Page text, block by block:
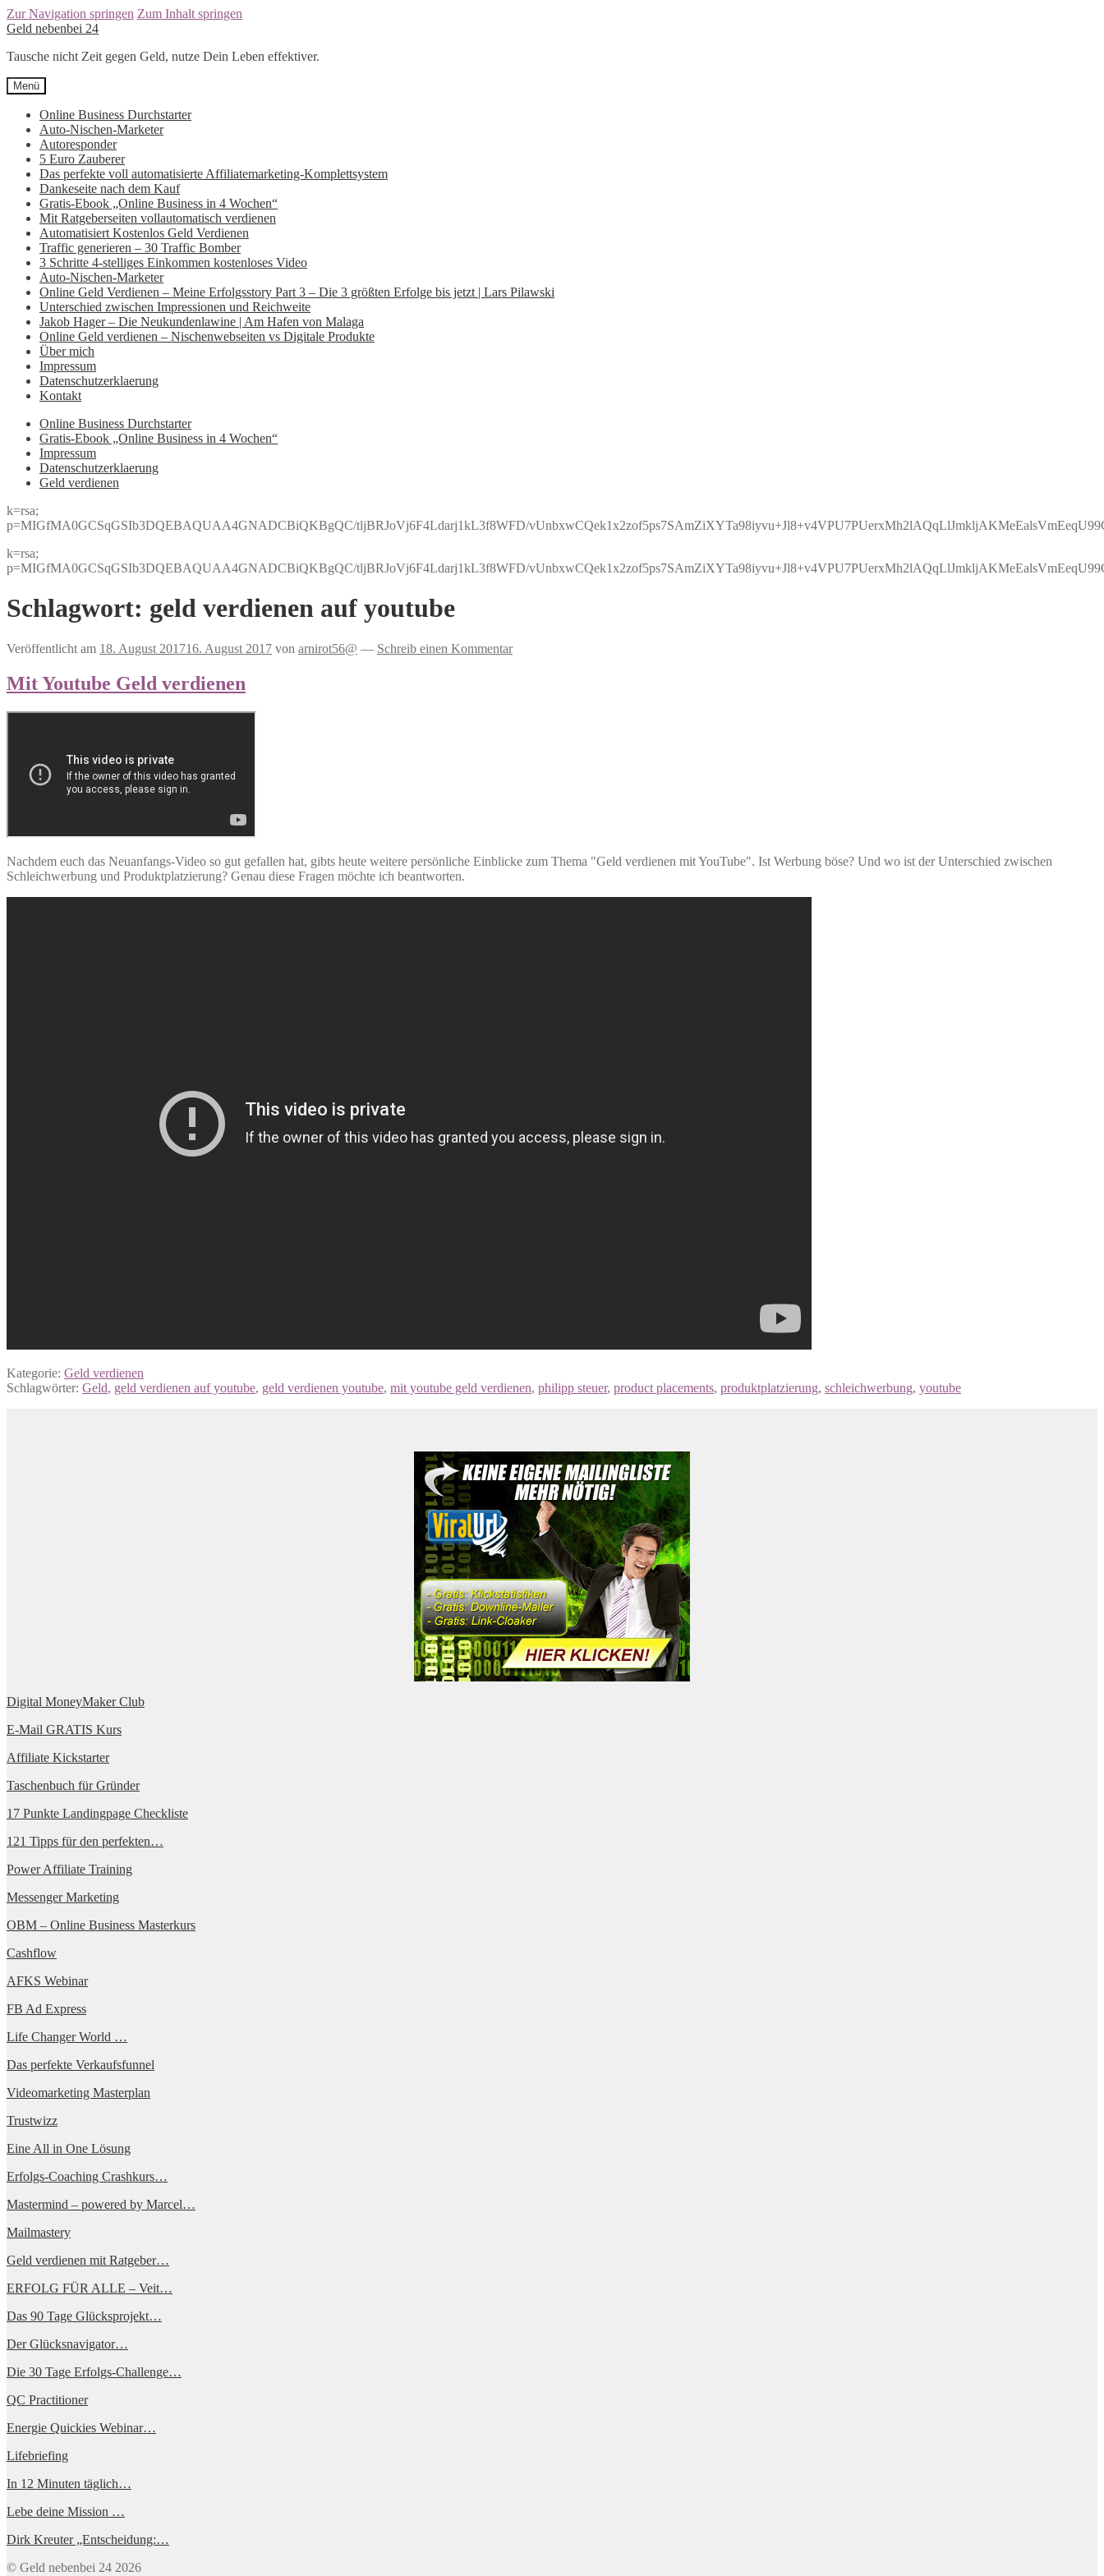
Zur Navigation springen Zum Inhalt springen
Geld nebenbei 24
Tausche nicht Zeit gegen Geld, nutze Dein Leben effektiver.
Menü
Online Business Durchstarter
Auto-Nischen-Marketer
Autoresponder
5 Euro Zauberer
Das perfekte voll automatisierte Affiliatemarketing-Komplettsystem
Dankeseite nach dem Kauf
Gratis-Ebook „Online Business in 4 Wochen“
Mit Ratgeberseiten vollautomatisch verdienen
Automatisiert Kostenlos Geld Verdienen
Traffic generieren – 30 Traffic Bomber
3 Schritte 4-stelliges Einkommen kostenloses Video
Auto-Nischen-Marketer
Online Geld Verdienen – Meine Erfolgsstory Part 3 – Die 3 größten Erfolge bis jetzt | Lars Pilawski
Unterschied zwischen Impressionen und Reichweite
Jakob Hager – Die Neukundenlawine | Am Hafen von Malaga
Online Geld verdienen – Nischenwebseiten vs Digitale Produkte
Über mich
Impressum
Datenschutzerklaerung
Kontakt
Online Business Durchstarter
Gratis-Ebook „Online Business in 4 Wochen“
Impressum
Datenschutzerklaerung
Geld verdienen
k=rsa;
p=MIGfMA0GCSqGSIb3DQEBAQUAA4GNADCBiQKBgQC/tljBRJoVj6F4Ldarj1kL3f8WFD/
k=rsa;
p=MIGfMA0GCSqGSIb3DQEBAQUAA4GNADCBiQKBgQC/tljBRJoVj6F4Ldarj1kL3f8WFD/
Schlagwort: geld verdienen auf youtube
Veröffentlicht am 18. August 201716. August 2017 von arnirot56@ — Schreib einen Kommentar
Mit Youtube Geld verdienen
Nachdem euch das Neuanfangs-Video so gut gefallen hat, gibts heute weitere persönliche Einblicke zum Thema "Geld verdienen mit YouTube". Ist Werbung böse? Und wo ist der Unterschied zwischen
Schleichwerbung und Produktplatzierung? Genau diese Fragen möchte ich beantworten.
Kategorie: Geld verdienen
Schlagwörter: Geld, geld verdienen auf youtube, geld verdienen youtube, mit youtube geld verdienen, philipp steuer, product placements, produktplatzierung, schleichwerbung, youtube
Digital MoneyMaker Club
E-Mail GRATIS Kurs
Affiliate Kickstarter
Taschenbuch für Gründer
17 Punkte Landingpage Checkliste
121 Tipps für den perfekten…
Power Affiliate Training
Messenger Marketing
OBM – Online Business Masterkurs
Cashflow
AFKS Webinar
FB Ad Express
Life Changer World …
Das perfekte Verkaufsfunnel
Videomarketing Masterplan
Trustwizz
Eine All in One Lösung
Erfolgs-Coaching Crashkurs…
Mastermind – powered by Marcel…
Mailmastery
Geld verdienen mit Ratgeber…
ERFOLG FÜR ALLE – Veit…
Das 90 Tage Glücksprojekt…
Der Glücksnavigator…
Die 30 Tage Erfolgs-Challenge…
QC Practitioner
Energie Quickies Webinar…
Lifebriefing
In 12 Minuten täglich…
Lebe deine Mission …
Dirk Kreuter „Entscheidung:…
© Geld nebenbei 24 2026